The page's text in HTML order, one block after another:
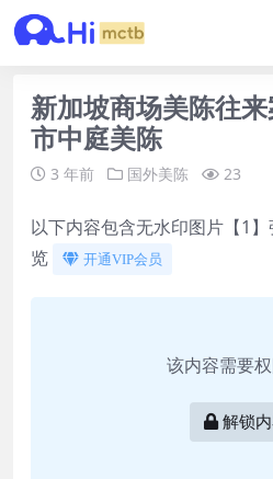
新加坡商场美陈往
市中庭美陈
3 年前 国外美陈 23
以下内容包含无水印图片【1
览
开通VIP会员
该内容需要
解锁